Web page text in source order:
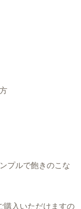
プルで飽きのこな
入いただけますの